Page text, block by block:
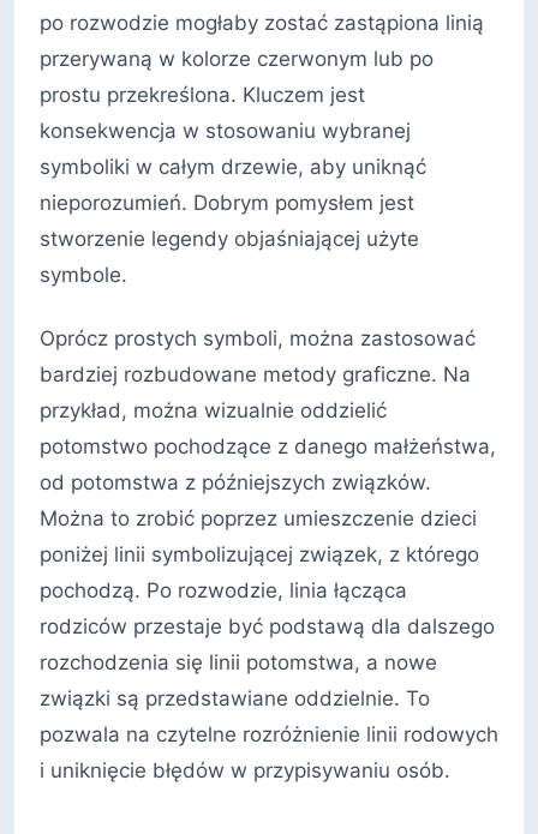
po rozwodzie mogłaby zostać zastąpiona linią
przerywaną w kolorze czerwonym lub po
prostu przekreślona. Kluczem jest
konsekwencja w stosowaniu wybranej
symboliki w całym drzewie, aby uniknąć
nieporozumień. Dobrym pomysłem jest
stworzenie legendy objaśniającej użyte
symbole.
Oprócz prostych symboli, można zastosować
bardziej rozbudowane metody graficzne. Na
przykład, można wizualnie oddzielić
potomstwo pochodzące z danego małżeństwa,
od potomstwa z późniejszych związków.
Można to zrobić poprzez umieszczenie dzieci
poniżej linii symbolizującej związek, z którego
pochodzą. Po rozwodzie, linia łącząca
rodziców przestaje być podstawą dla dalszego
rozchodzenia się linii potomstwa, a nowe
związki są przedstawiane oddzielnie. To
pozwala na czytelne rozróżnienie linii rodowych
i uniknięcie błędów w przypisywaniu osób.